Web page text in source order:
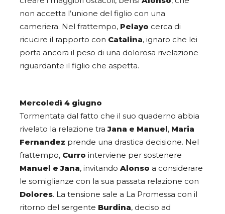
non accetta l’unione del figlio con una
cameriera. Nel frattempo, Pelayo cerca di
ricucire il rapporto con Catalina, ignaro che lei
porta ancora il peso di una dolorosa rivelazione
riguardante il figlio che aspetta.
Mercoledì 4 giugno
Tormentata dal fatto che il suo quaderno abbia
rivelato la relazione traJana e Manuel, Maria
Fernandez prende una drastica decisione. Nel
frattempo, Curro interviene per sostenere
Manuel e Jana, invitando Alonso a considerare
le somiglianze con la sua passata relazione con
Dolores. La tensione sale a La Promessa con il
ritorno del sergente Burdina, deciso ad